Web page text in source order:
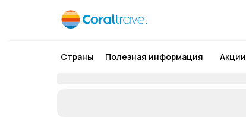
Страны Полезная информация Акции